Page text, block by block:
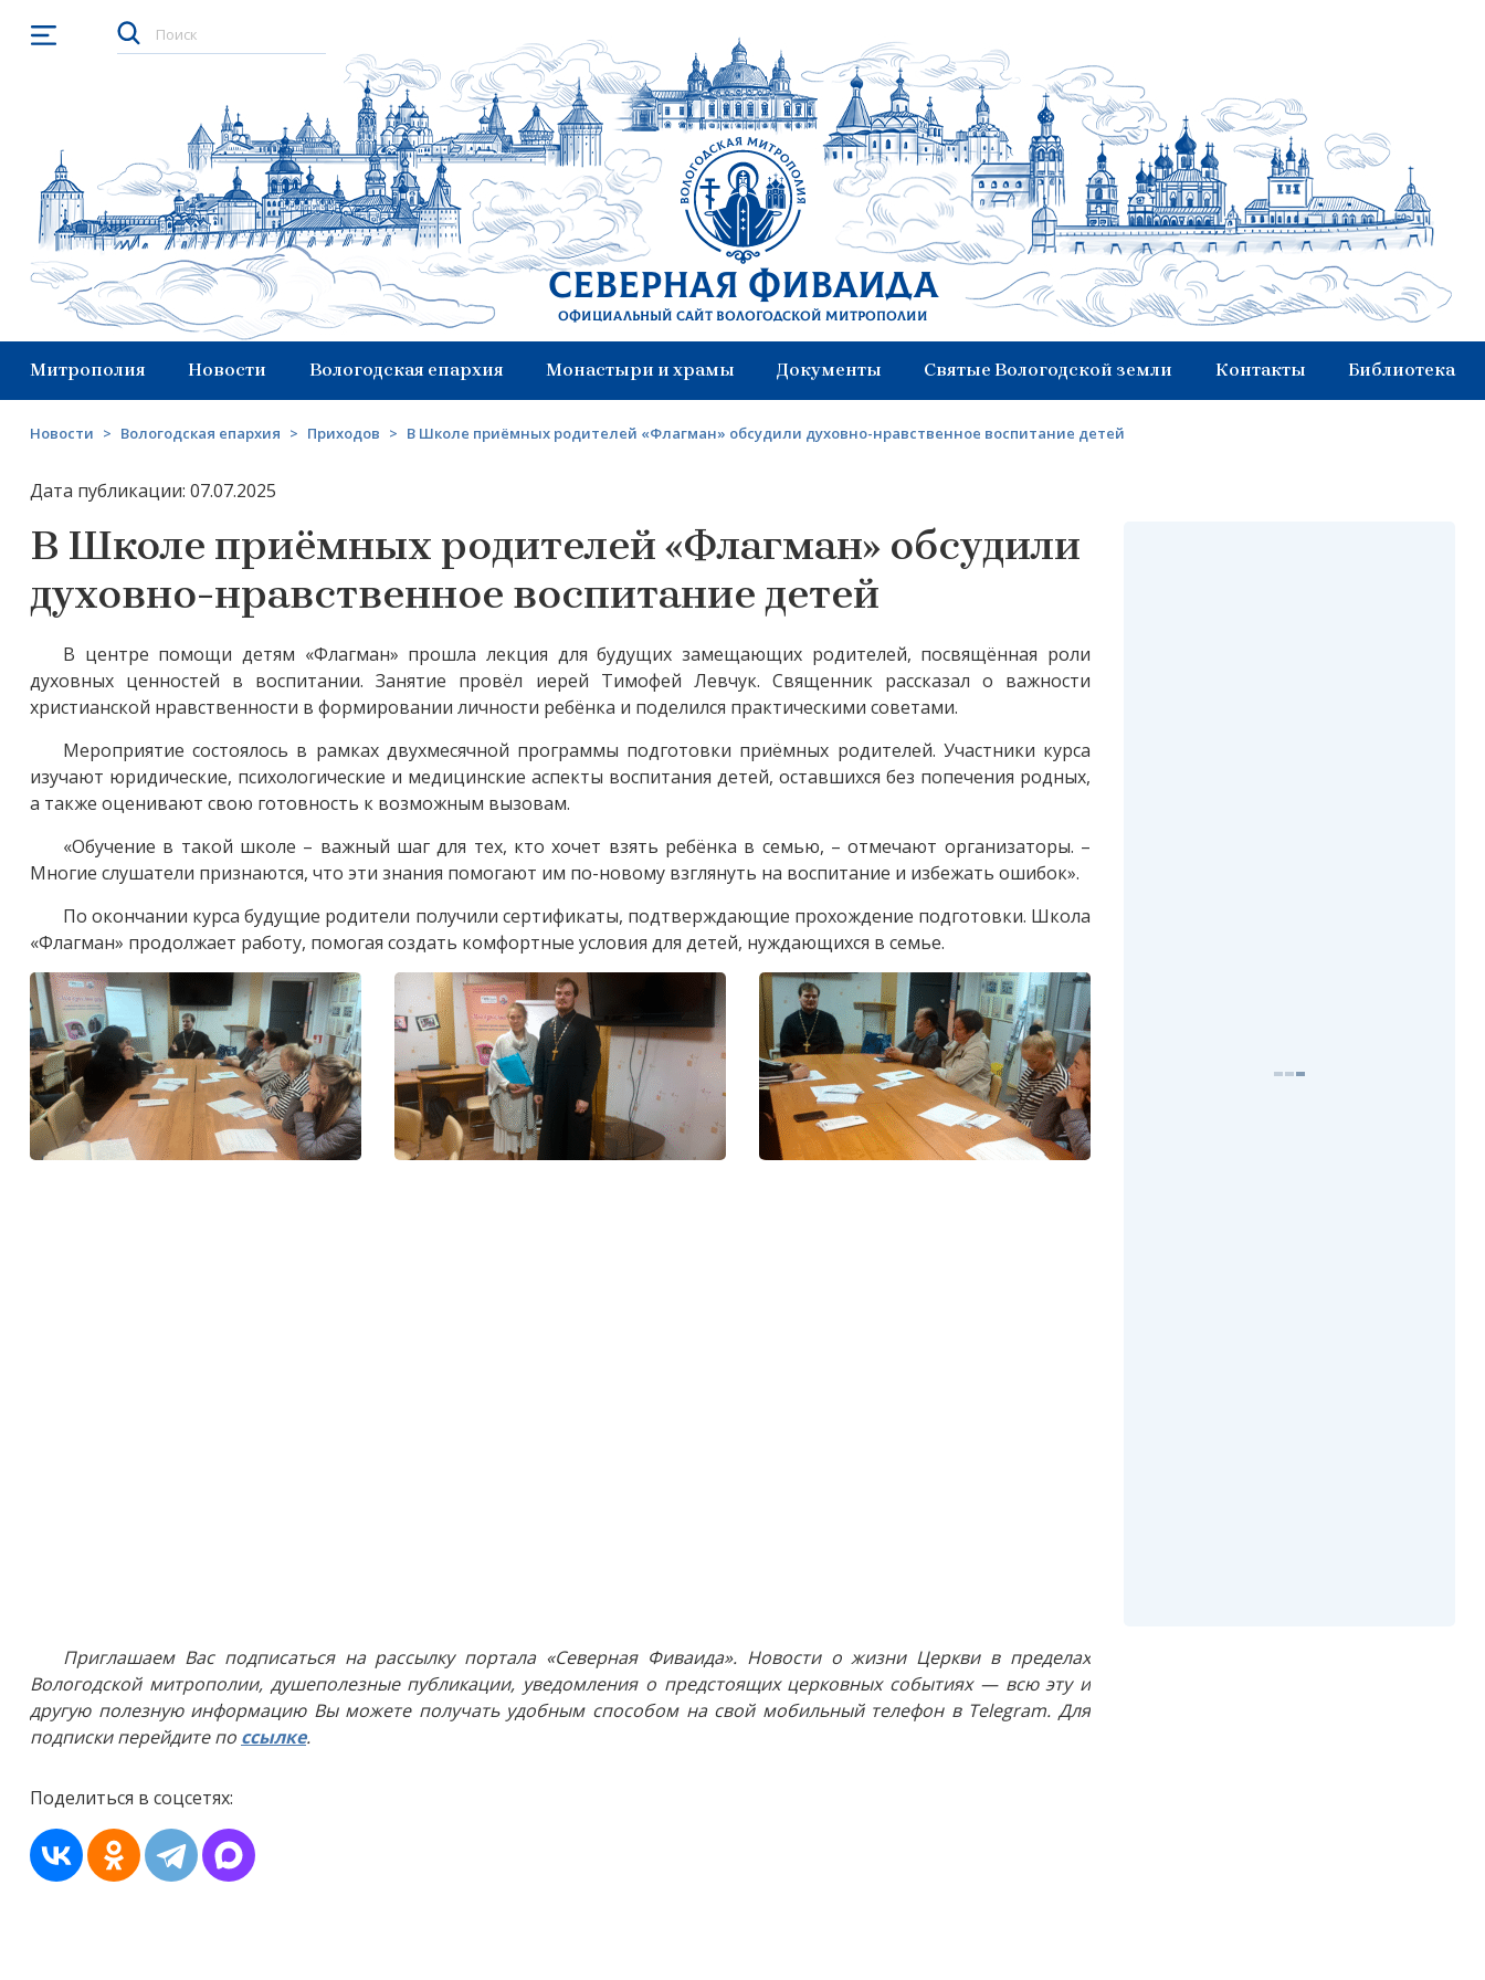
Открыть меню
Северная Фиваида
Официальный сайт Вологодской митрополии
Митрополия Новости Вологодская епархия Монастыри и храмы Документы Святые Вологодской земли Контакты Библиотека
Новости > Вологодская епархия > Приходов > В Школе приёмных родителей «Флагман» обсудили духовно-нравственное воспитание детей
Дата публикации: 07.07.2025
В Школе приёмных родителей «Флагман» обсудили
духовно-нравственное воспитание детей
В центре помощи детям «Флагман» прошла лекция для будущих замещающих родителей, посвящённая роли
духовных ценностей в воспитании. Занятие провёл иерей Тимофей Левчук. Священник рассказал о важности
христианской нравственности в формировании личности ребёнка и поделился практическими советами.
Мероприятие состоялось в рамках двухмесячной программы подготовки приёмных родителей. Участники курса
изучают юридические, психологические и медицинские аспекты воспитания детей, оставшихся без попечения родных,
а также оценивают свою готовность к возможным вызовам.
«Обучение в такой школе – важный шаг для тех, кто хочет взять ребёнка в семью, – отмечают организаторы. –
Многие слушатели признаются, что эти знания помогают им по-новому взглянуть на воспитание и избежать ошибок».
По окончании курса будущие родители получили сертификаты, подтверждающие прохождение подготовки. Школа
«Флагман» продолжает работу, помогая создать комфортные условия для детей, нуждающихся в семье.
Приглашаем Вас подписаться на рассылку портала «Северная Фиваида». Новости о жизни Церкви в пределах
Вологодской митрополии, душеполезные публикации, уведомления о предстоящих церковных событиях — всю эту и
другую полезную информацию Вы можете получать удобным способом на свой мобильный телефон в Telegram. Для
подписки перейдите по ссылке.
Поделиться в соцсетях: